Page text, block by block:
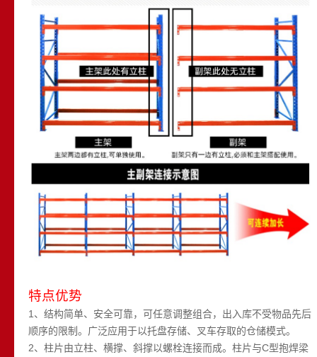
特点优势
1、结构简单、安全可靠，可任意调整组合，出入库不受物品先后
顺序的限制。广泛应用于以托盘存储、叉车存取的仓储模式。
2、柱片由立柱、横撑、斜撑以螺栓连接而成。柱片与C型抱焊梁